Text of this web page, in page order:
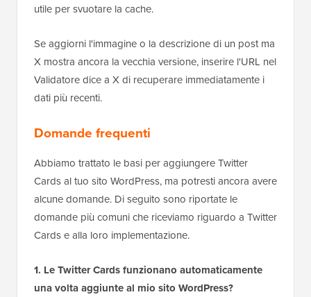
utile per svuotare la cache.
Se aggiorni l'immagine o la descrizione di un post ma
X mostra ancora la vecchia versione, inserire l'URL nel
Validatore dice a X di recuperare immediatamente i
dati più recenti.
Domande frequenti
Abbiamo trattato le basi per aggiungere Twitter
Cards al tuo sito WordPress, ma potresti ancora avere
alcune domande. Di seguito sono riportate le
domande più comuni che riceviamo riguardo a Twitter
Cards e alla loro implementazione.
1. Le Twitter Cards funzionano automaticamente
una volta aggiunte al mio sito WordPress?